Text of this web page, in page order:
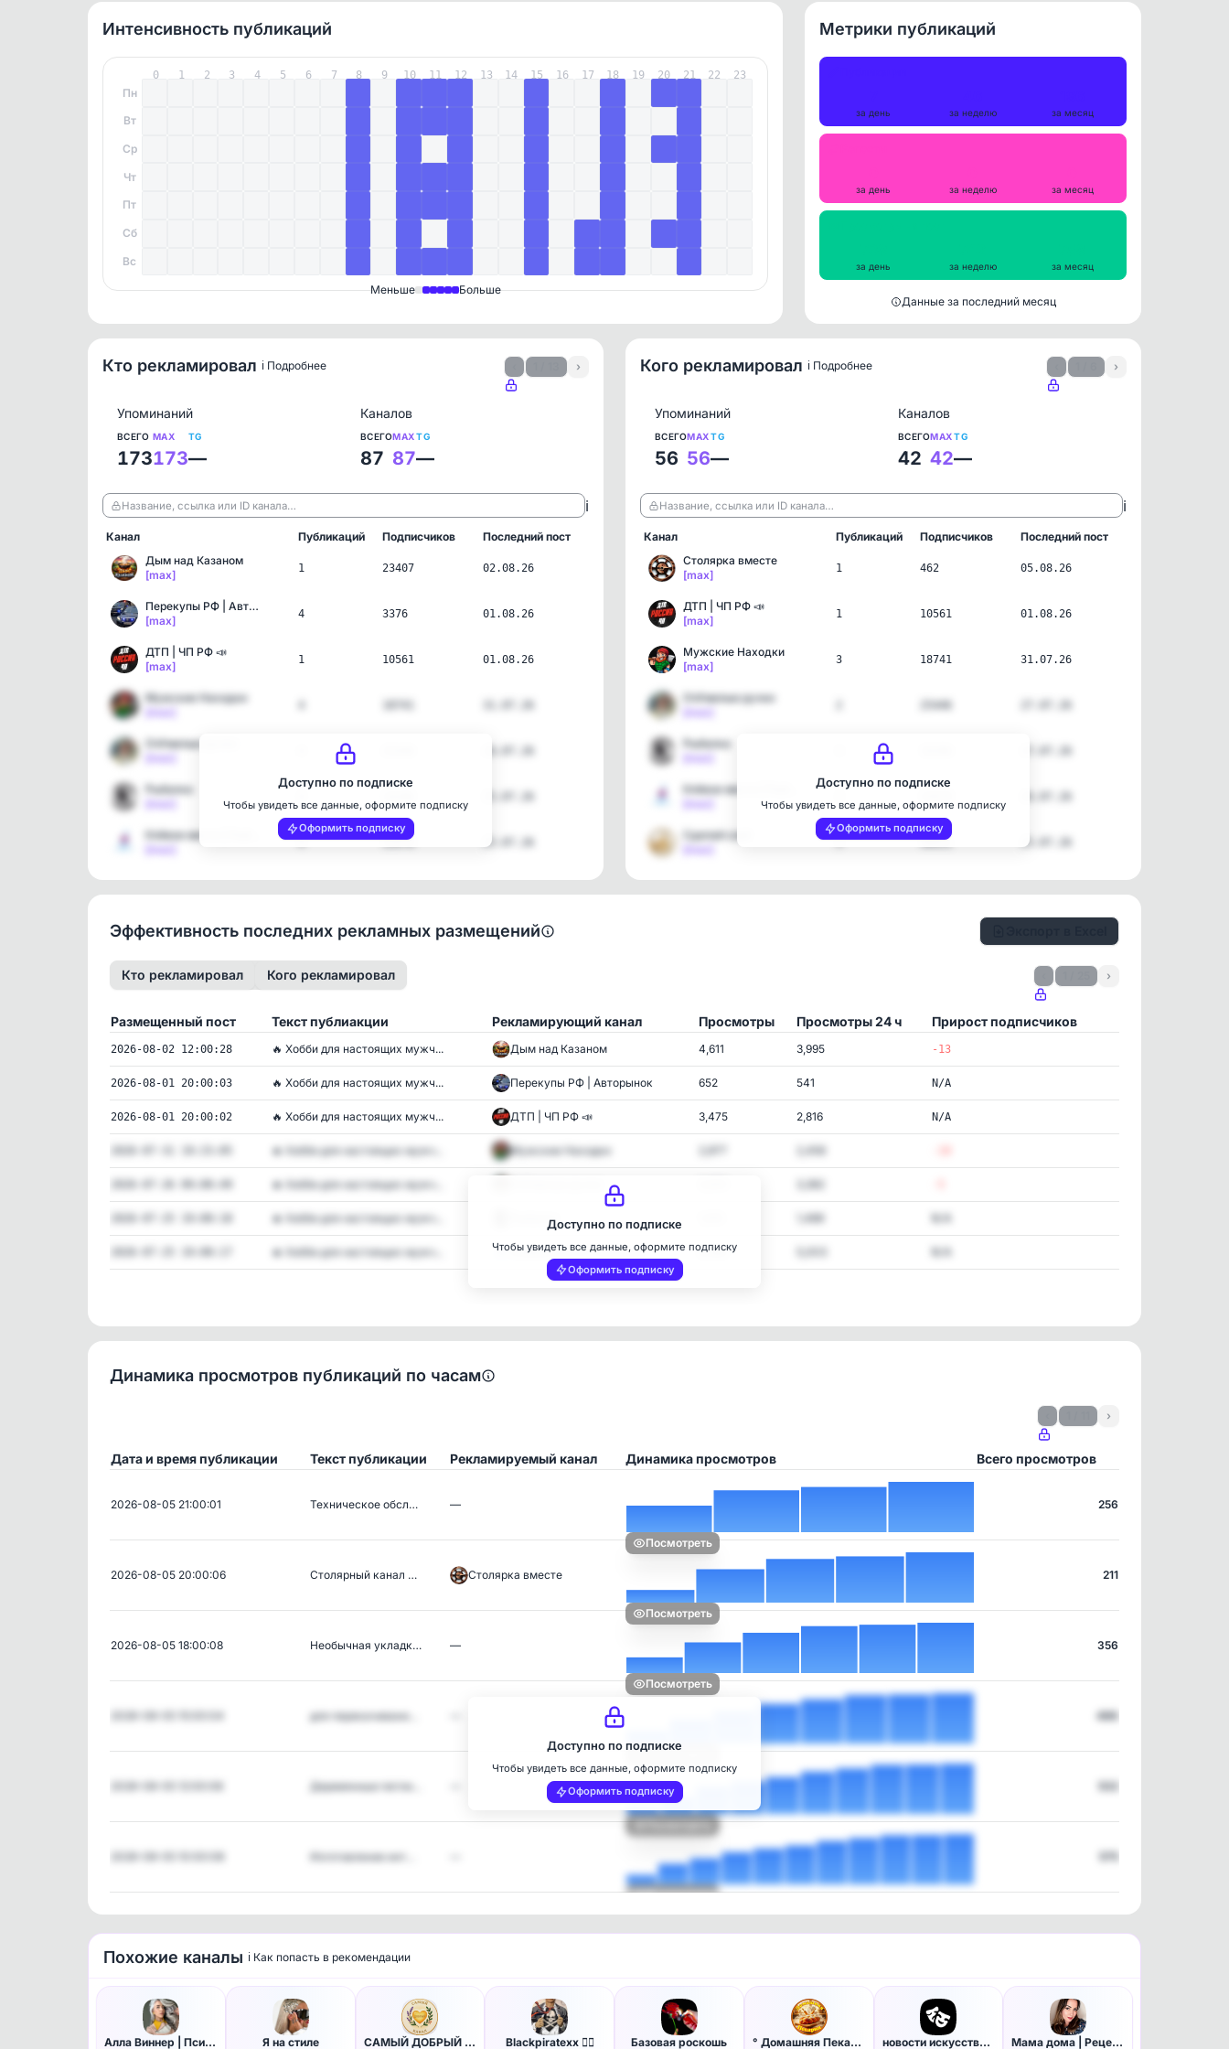
Интенсивность публикаций
0 1 2 3 4 5 6 7 8 9 10 11 12 13 14 15 16 17 18 19 20 21 22 23
Пн
Вт
Ср
Чт
Пт
Сб
Вс
Меньше Больше
Метрики публикаций
за день за неделю за месяц
за день за неделю за месяц
за день за неделю за месяц
Данные за последний месяц
Кто рекламировал ℹ️ Подробнее ›
Упоминаний
ВСЕГО
173
MAX
173
TG
—
Каналов
ВСЕГО
87
MAX
87
TG
—
Название, ссылка или ID канала… ℹ️
Канал Публикаций Подписчиков
Последний пост
Дым над Казаном
[max]
1 23407 02.08.26
Перекупы РФ | Авторынок
[max]
4 3376 01.08.26
ДТП | ЧП РФ 📣
[max]
1 10561 01.08.26
Мужские Находки
ОчУмелые ручки
Рыбалка
4 33978 25.07.26
Доступно по подписке
Чтобы увидеть все данные, оформите подписку
Оформить подписку
Кого рекламировал ℹ️ Подробнее ›
Упоминаний
ВСЕГО
56
MAX
56
TG
—
Каналов
ВСЕГО
42
MAX
42
TG
—
Название, ссылка или ID канала… ℹ️
Канал Публикаций Подписчиков
Последний пост
Столярка вместе
[max]
1 462 05.08.26
ДТП | ЧП РФ 📣
[max]
1 10561 01.08.26
Мужские Находки
[max]
3 18741 31.07.26
ОчУмелые ручки
Рыбалка
Сделай сам!
3 30031 25.07.26
Доступно по подписке
Чтобы увидеть все данные, оформите подписку
Оформить подписку
Эффективность последних рекламных размещений
Кто рекламировал Кого рекламировал ›
Размещенный пост Текст публиакции Рекламирующий канал Просмотры Просмотры 24 ч Прирост подписчиков
2026-08-02 12:00:28 🔥 Хобби для настоящих мужч... Дым над Казаном 4,611 3,995 -13
2026-08-01 20:00:03 🔥 Хобби для настоящих мужч... Перекупы РФ | Авторынок 652 541 N/A
2026-08-01 20:00:02 🔥 Хобби для настоящих мужч... ДТП | ЧП РФ 📣 3,475 2,816 N/A
🔥 Хобби для настоящих мужч... Мужские Находки
🔥 Хобби для настоящих мужч...
🔥 Хобби для настоящих мужч... Рыбалка
🔥 Хобби для настоящих мужч... Клёвое место | Рыбалка 6,380
Доступно по подписке
Чтобы увидеть все данные, оформите подписку
Оформить подписку
Динамика просмотров публикаций по часам
›
Дата и время публикации Текст публикации Рекламируемый канал Динамика просмотров Всего просмотров
2026-08-05 21:00:01 Техническое обсл… —
Посмотреть
256
2026-08-05 20:00:06 Столярный канал … Столярка вместе
Посмотреть
211
2026-08-05 18:00:08 Необычная укладк… —
Посмотреть
356
для перекачивани…
Посмотреть
486
Деревянные петли…
Посмотреть
532
Изготовление инт…
Посмотреть
Доступно по подписке
Чтобы увидеть все данные, оформите подписку
Оформить подписку
Похожие каналы ℹ️ Как попасть в рекомендации
Алла Виннер | Психология Я на стиле САМЫЙ ДОБРЫЙ КАНАЛ Blackpiratexx 🏴‍☠️ Базовая роскошь ° Домашняя Пекарня ° новости искусства и культуры … Мама дома | Рецепты